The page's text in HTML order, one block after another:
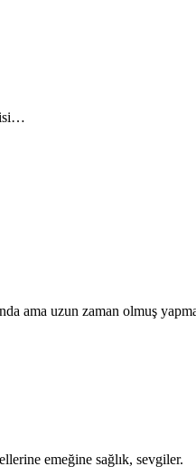
ama uzun zaman olmuş
emeğine sağlık, sevgiler.